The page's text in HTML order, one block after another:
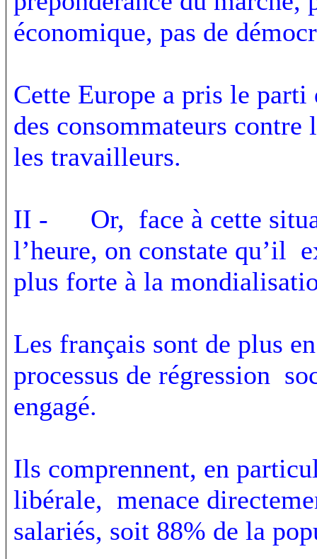
économique, pas de
Cette Europe a pris le parti
des consommateurs
les travailleurs.
II - Or, face à cette
l’heure, on constate qu’il
plus forte à la
Les français sont de plus
processus de régression
engagé.
Ils comprennent, en
libérale, menace
salariés, soit 88% de la